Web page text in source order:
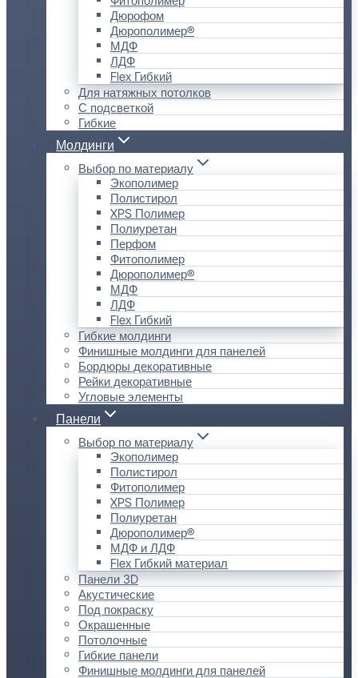
Дюрофом
Дюрополимер®
МДФ
ЛДФ
Flex Гибкий
Для натяжных потолков
С подсветкой
Гибкие
Молдинги
Выбор по материалу
Экополимер
Полистирол
XPS Полимер
Полиуретан
Перфом
Фитополимер
Дюрополимер®
МДФ
ЛДФ
Flex Гибкий
Гибкие молдинги
Финишные молдинги для панелей
Бордюры декоративные
Рейки декоративные
Угловые элементы
Панели
Выбор по материалу
Экополимер
Полистирол
Фитополимер
XPS Полимер
Полиуретан
Дюрополимер®
МДФ и ЛДФ
Flex Гибкий материал
Панели 3D
Акустические
Под покраску
Окрашенные
Потолочные
Гибкие панели
Финишные молдинги для панелей